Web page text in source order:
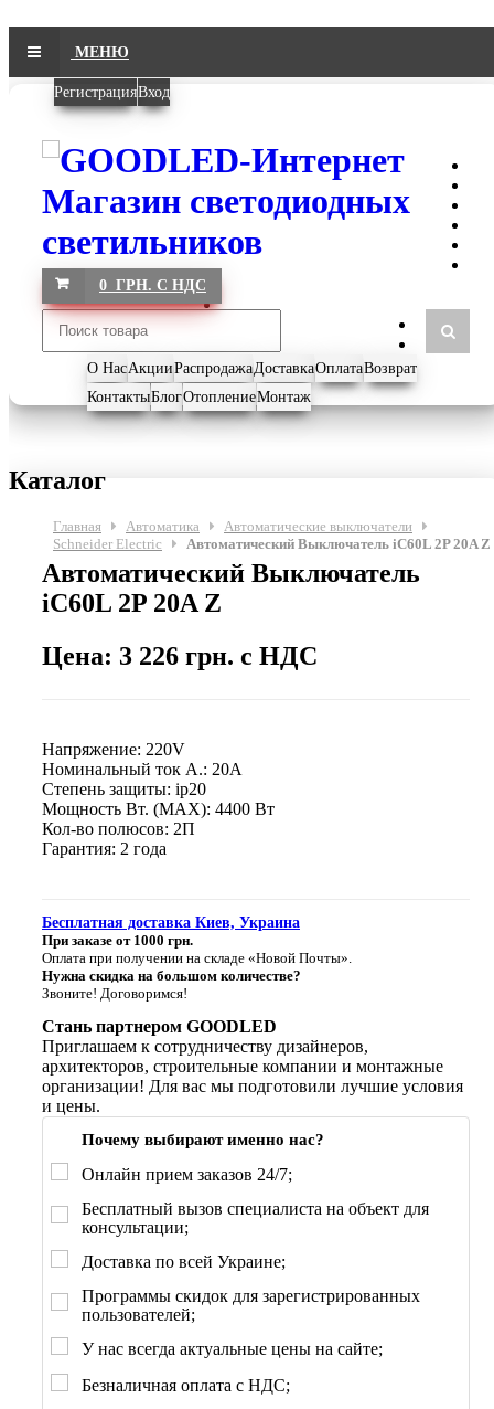
МЕНЮ
РегистрацияВход
0 ГРН. С НДС
О НасАкцииРаспродажаДоставкаОплатаВозврат
КонтактыБлогОтоплениеМонтаж
Каталог
Главная Автоматика
Автоматические выключатели
Schneider Electric
Автоматический Выключатель iC60L 2P 20A Z
Автоматический Выключатель
iC60L 2P 20A Z
Цена: 3 226 грн. с НДС
Напряжение: 220V
Номинальный ток А.: 20A
Степень защиты: ip20
Мощность Вт. (МАХ): 4400 Вт
Кол-во полюсов: 2П
Гарантия: 2 года
Бесплатная доставка Киев, Украина
При заказе от 1000 грн.
Оплата при получении на складе «Новой Почты».
Нужна скидка на большом количестве?
Звоните! Договоримся!
Стань партнером GOODLED
Приглашаем к сотрудничеству дизайнеров,
архитекторов, строительные компании и монтажные
организации! Для вас мы подготовили лучшие условия
и цены.
Почему выбирают именно нас?
Онлайн прием заказов 24/7;
Бесплатный вызов специалиста на объект для
консультации;
Доставка по всей Украине;
Программы скидок для зарегистрированных
пользователей;
У нас всегда актуальные цены на сайте;
Безналичная оплата с НДС;